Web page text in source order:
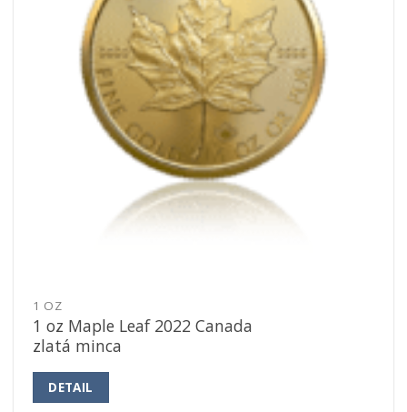
1 OZ
1 oz Maple Leaf 2022 Canada
zlatá minca
DETAIL